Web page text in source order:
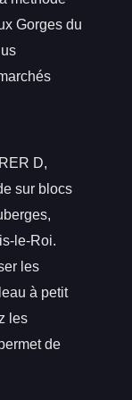
Gorges du
D,
sur blocs
le-Roi.
les
à petit
les
de